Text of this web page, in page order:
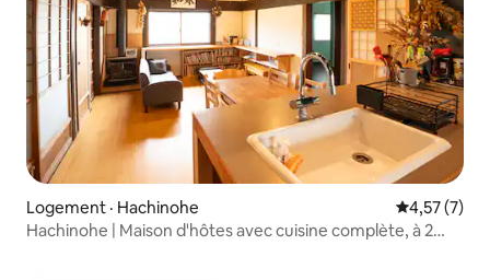
Logement · Hachinohe Note
4,57 (7)
Hachinohe | Maison d'hôtes avec cuisine complète, à 2